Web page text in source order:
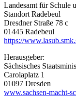
Landesamt für Schule
Standort Radebeul
Dresdner Straße 78 c
01445 Radebeul
https://
Herausgeber:
Sächsisches
Carolaplatz 1
01097 Dresden
www.sachsen-macht-